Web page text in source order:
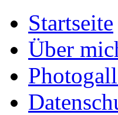
Startseite
Über